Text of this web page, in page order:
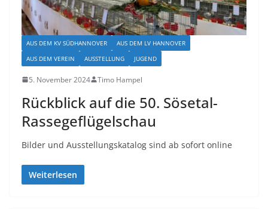
AUS DEM KV SÜDHANNOVER
AUS DEM LV HANNOVER
AUS DEM VEREIN
AUSSTELLUNG JUGEND
5. November 2024 Timo Hampel
Rückblick auf die 50. Sösetal-
Rassegeflügelschau
Bilder und Ausstellungskatalog sind ab sofort online
Weiterlesen